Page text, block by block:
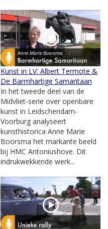
Kunst in LV: Albert Termote &
De Barmhartige Samaritaan
In het tweede deel van de
Midvliet-serie over openbare
kunst in Leidschendam-
Voorburg analyseert
kunsthistorica Anne Marie
Boorsma het markante beeld
bij HMC Antoniushove. Dit
indrukwekkende werk...